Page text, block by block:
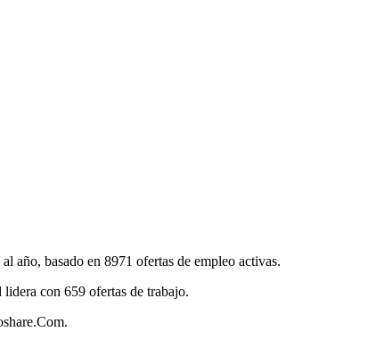
año, basado en 8971 ofertas de empleo activas.
con 659 ofertas de trabajo.